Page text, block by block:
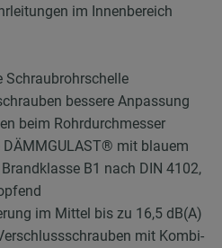
im Innenbereich
Schraubrohrschelle
bessere Anpassung
beim Rohrdurchmesser
mit blauem
B1 nach DIN 4102,
im Mittel bis zu 16,5 dB(A)
mit Kombi-